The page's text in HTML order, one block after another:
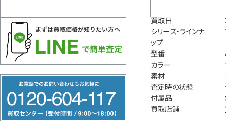
リ
ー
買取日
シリーズ・ラインナ
ップ
型番
カラー
素材
査定時の状態
付属品
買取店舗